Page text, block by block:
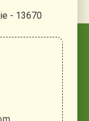
- 13670